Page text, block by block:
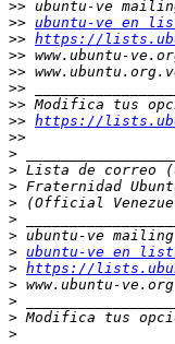
>>
>> ubuntu-ve en
>> https://
>> www.ubuntu-
>>
>>
>>
>> https://
>>
>
>
>
>
>
>
> ubuntu-ve en
> https://
>
>
> Modifica tus
>